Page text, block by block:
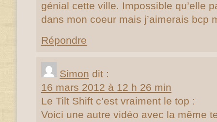
génial cette ville. Impossible qu’elle
dans mon coeur mais j’aimerais bcp
Répondre
Simon dit :
16 mars 2012 à 12 h 26 min
Le Tilt Shift c’est vraiment le top :
Voici une autre vidéo avec la même